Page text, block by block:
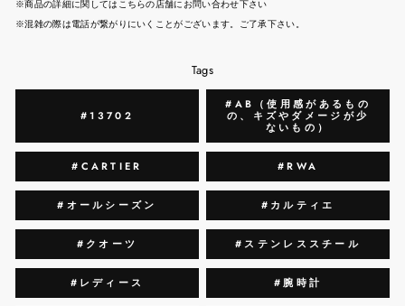
※商品の詳細に関してはこちらの店舗にお問い合わせ下さい
※混雑の際は電話が繋がりにいくことがございます。ご了承下さい。
Tags
#13702
#AB（使用感があるもの
の、キズやダメージが少
ないもの）
#CARTIER #RWA
#オールシーズン #カルティエ
#クオーツ #ステンレススチール
#レディース #腕時計